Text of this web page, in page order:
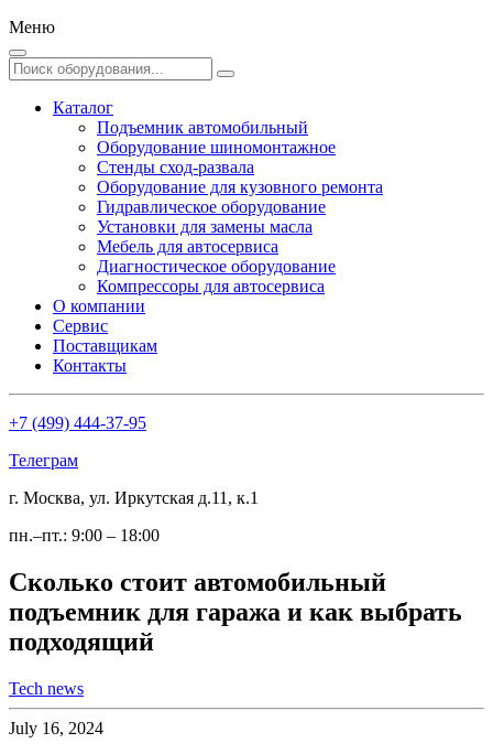
Меню
Каталог
Подъемник автомобильный
Оборудование шиномонтажное
Стенды сход-развала
Оборудование для кузовного ремонта
Гидравлическое оборудование
Установки для замены масла
Мебель для автосервиса
Диагностическое оборудование
Компрессоры для автосервиса
О компании
Сервис
Поставщикам
Контакты
+7 (499) 444-37-95
Телеграм
г. Москва, ул. Иркутская д.11, к.1
пн.–пт.: 9:00 – 18:00
Сколько стоит автомобильный
подъемник для гаража и как выбрать
подходящий
Tech news
July 16, 2024